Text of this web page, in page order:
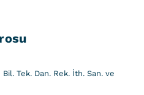
Tek. Dan. Rek. İth. San. ve